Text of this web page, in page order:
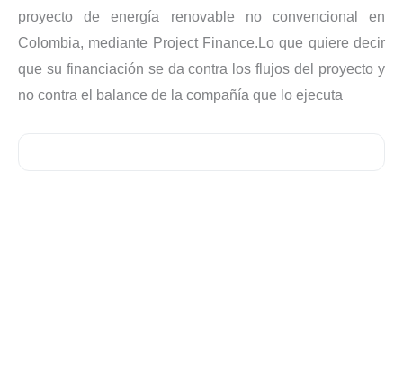
proyecto de energía renovable no convencional en
Colombia, mediante Project Finance.Lo que quiere decir
que su financiación se da contra los flujos del proyecto y
no contra el balance de la compañía que lo ejecuta